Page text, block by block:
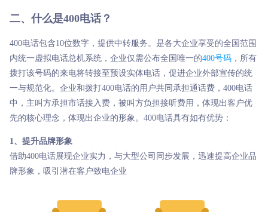
二、什么是400电话？
400电话包含10位数字，提供中转服务。是各大企业享受的全国范围
内统一虚拟电话总机系统，企业仅需公布全国唯一的400号码 ，所有
拨打该号码的来电将转接至预设实体电话，促进企业外部宣传的统
一与规范化。企业和拨打400电话的用户共同承担通话费，400电话
中，主叫方承担市话接入费，被叫方负担接听费用，体现出客户优
先的核心理念，体现出企业的形象。400电话具有如有优势：
1、提升品牌形象
借助400电话展现企业实力，与大型公司同步发展，迅速提高企业品
牌形象，吸引潜在客户致电企业